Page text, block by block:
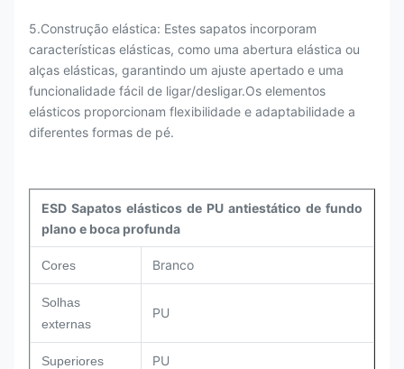
5.Construção elástica: Estes sapatos incorporam
características elásticas, como uma abertura elástica ou
alças elásticas, garantindo um ajuste apertado e uma
funcionalidade fácil de ligar/desligar.Os elementos
elásticos proporcionam flexibilidade e adaptabilidade a
diferentes formas de pé.
ESD Sapatos elásticos de PU antiestático de fundo
plano e boca profunda
Cores Branco
Solhas
externas
PU
Superiores PU